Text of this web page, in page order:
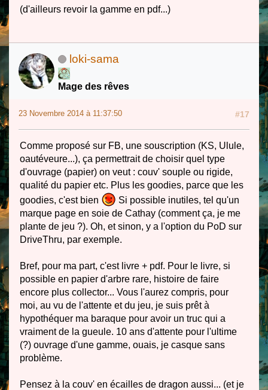
(d'ailleurs revoir la gamme en pdf...)
loki-sama
Mage des rêves
23 Novembre 2014 à 11:37:50 #17
Comme proposé sur FB, une souscription (KS, Ulule,
oautéveure...), ça permettrait de choisir quel type
d'ouvrage (papier) on veut : couv' souple ou rigide,
qualité du papier etc. Plus les goodies, parce que les
goodies, c'est bien
Si possible inutiles, tel qu'un
marque page en soie de Cathay (comment ça, je me
plante de jeu ?). Oh, et sinon, y a l'option du PoD sur
DriveThru, par exemple.
Bref, pour ma part, c'est livre + pdf. Pour le livre, si
possible en papier d'arbre rare, histoire de faire
encore plus collector... Vous l'aurez compris, pour
moi, au vu de l'attente et du jeu, je suis prêt à
hypothéquer ma baraque pour avoir un truc qui a
vraiment de la gueule. 10 ans d'attente pour l'ultime
(?) ouvrage d'une gamme, ouais, je casque sans
problème.
Pensez à la couv' en écailles de dragon aussi... (et je